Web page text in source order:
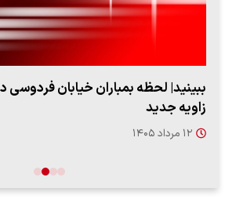
زاویه جدید
۱۲ مرداد ۱۴۰۵